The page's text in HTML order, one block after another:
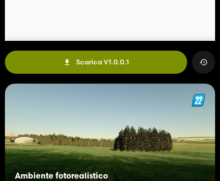
Scarica V1.0.0.1
Ambiente fotorealistico